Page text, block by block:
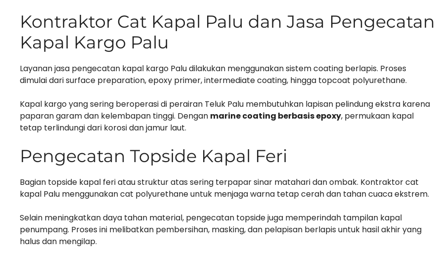
Kontraktor Cat Kapal Palu dan Jasa Pengecatan
Kapal Kargo Palu
Layanan jasa pengecatan kapal kargo Palu dilakukan menggunakan sistem coating berlapis. Proses
dimulai dari surface preparation, epoxy primer, intermediate coating, hingga topcoat polyurethane.
Kapal kargo yang sering beroperasi di perairan Teluk Palu membutuhkan lapisan pelindung ekstra karena
paparan garam dan kelembapan tinggi. Dengan marine coating berbasis epoxy, permukaan kapal
tetap terlindungi dari korosi dan jamur laut.
Pengecatan Topside Kapal Feri
Bagian topside kapal feri atau struktur atas sering terpapar sinar matahari dan ombak. Kontraktor cat
kapal Palu menggunakan cat polyurethane untuk menjaga warna tetap cerah dan tahan cuaca ekstrem.
Selain meningkatkan daya tahan material, pengecatan topside juga memperindah tampilan kapal
penumpang. Proses ini melibatkan pembersihan, masking, dan pelapisan berlapis untuk hasil akhir yang
halus dan mengilap.